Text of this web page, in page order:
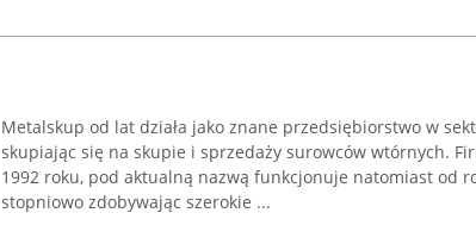
Metalskup od lat działa jako znane przedsiębiorstwo w
skupiając się na skupie i sprzedaży surowców wtórnych.
1992 roku, pod aktualną nazwą funkcjonuje natomiast od
stopniowo zdobywając szerokie ...